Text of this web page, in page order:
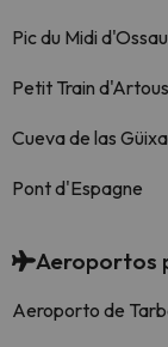
Pic du Midi d'Ossau
Petit Train
Cueva de las
Pont d'Espagne
Aeroportos
Aeroporto de